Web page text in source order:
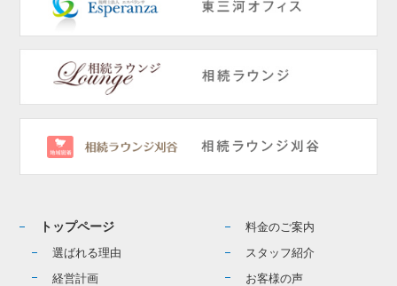
トップページ
選ばれる理由
経営計画
料金のご案内
スタッフ紹介
お客様の声